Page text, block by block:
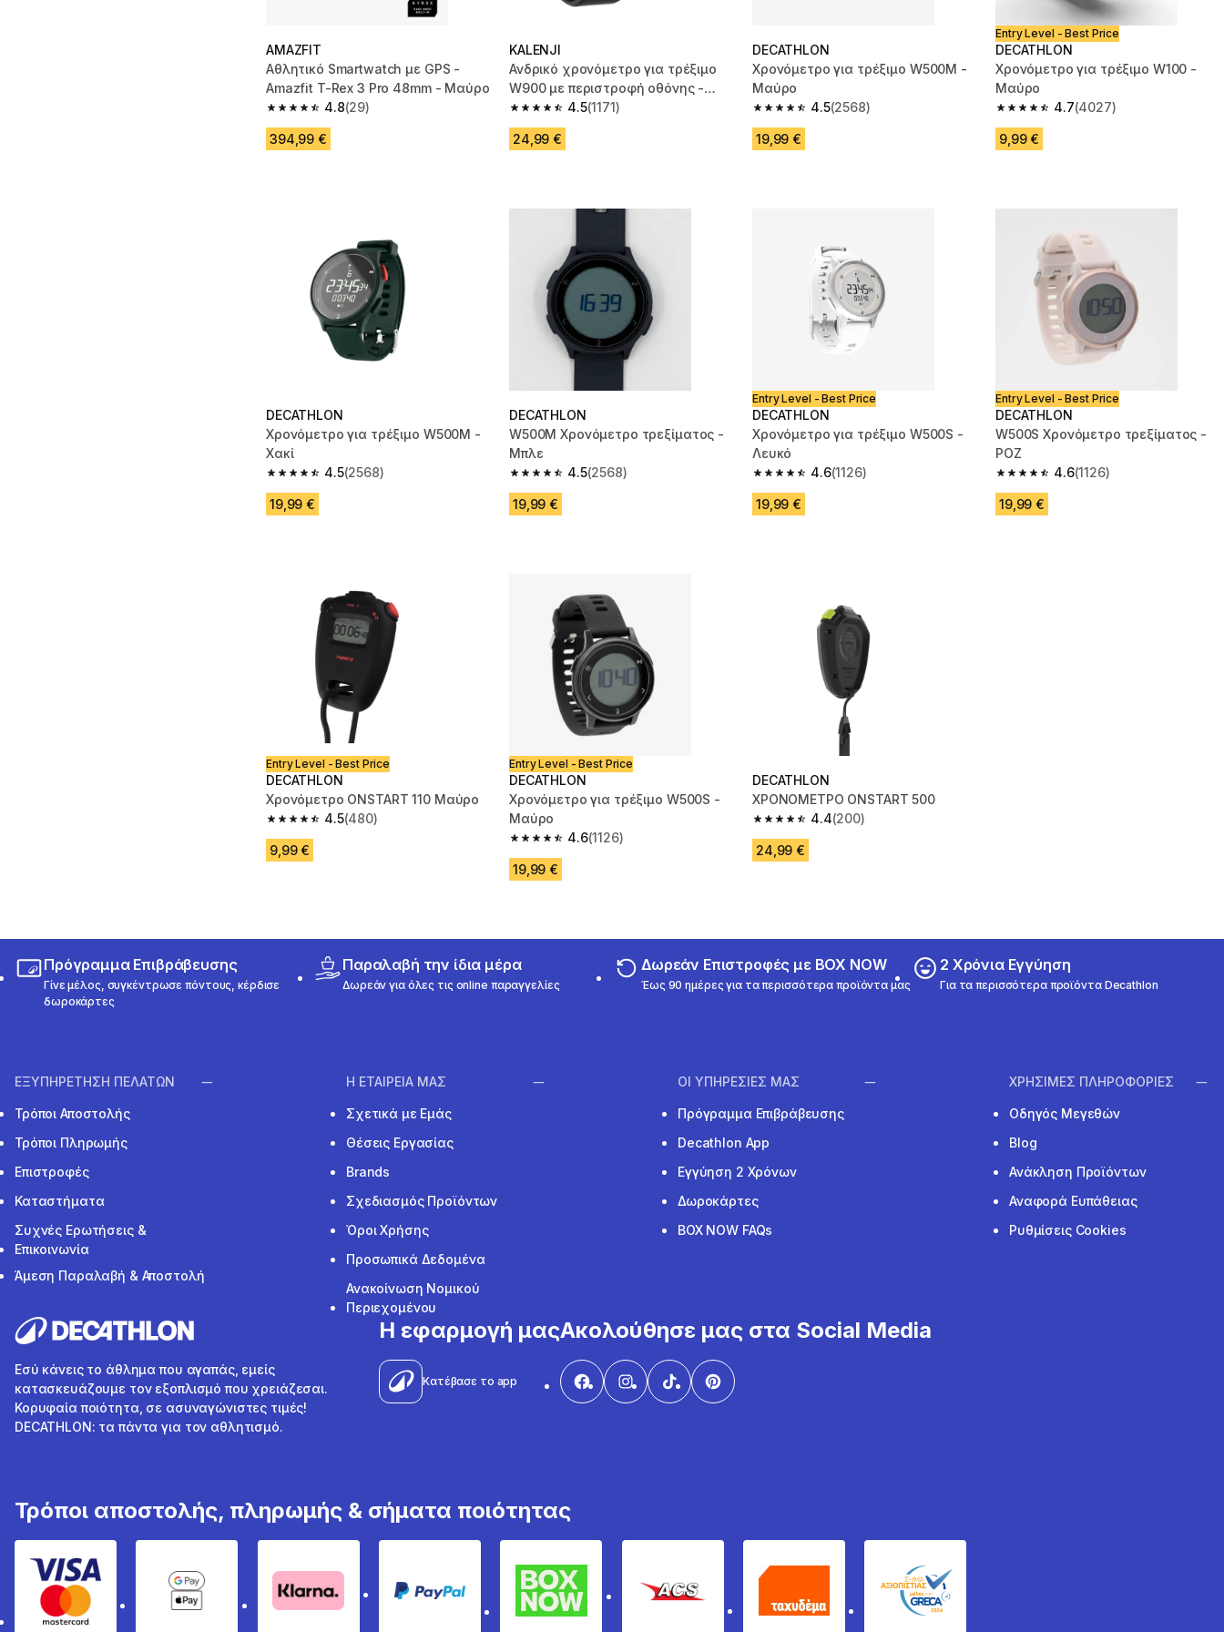
AMAZFIT
Αθλητικό Smartwatch με GPS -
Amazfit T-Rex 3 Pro 48mm - Μαύρο
4.8
4.8 out of 5 stars from 29 reviews
(29)
394,99 €
KALENJI
Ανδρικό χρονόμετρο για τρέξιμο
W900 με περιστροφή οθόνης -
Μαύρο
4.5
4.5 out of 5 stars from 1171 reviews
(1171)
24,99 €
DECATHLON
Χρονόμετρο για τρέξιμο W500M -
Μαύρο
4.5
4.5 out of 5 stars from 2568 reviews
(2568)
19,99 €
Entry Level - Best Price
DECATHLON
Χρονόμετρο για τρέξιμο W100 -
Μαύρο
4.7
4.7 out of 5 stars from 4027 reviews
(4027)
9,99 €
DECATHLON
Χρονόμετρο για τρέξιμο W500M -
Χακί
4.5
4.5 out of 5 stars from 2568 reviews
(2568)
19,99 €
DECATHLON
W500M Χρονόμετρο τρεξίματος -
Μπλε
4.5
4.5 out of 5 stars from 2568 reviews
(2568)
19,99 €
Entry Level - Best Price
DECATHLON
Χρονόμετρο για τρέξιμο W500S -
Λευκό
4.6
4.6 out of 5 stars from 1126 reviews
(1126)
19,99 €
Entry Level - Best Price
DECATHLON
W500S Χρονόμετρο τρεξίματος -
ΡΟΖ
4.6
4.6 out of 5 stars from 1126 reviews
(1126)
19,99 €
Entry Level - Best Price
DECATHLON
Χρονόμετρο ONSTART 110 Μαύρο
4.5
4.5 out of 5 stars from 480 reviews
(480)
9,99 €
Entry Level - Best Price
DECATHLON
Χρονόμετρο για τρέξιμο W500S -
Μαύρο
4.6
4.6 out of 5 stars from 1126 reviews
(1126)
19,99 €
DECATHLON
ΧΡΟΝΟΜΕΤΡΟ ONSTART 500
4.4
4.4 out of 5 stars from 200 reviews
(200)
24,99 €
Πρόγραμμα Επιβράβευσης
Γίνε μέλος, συγκέντρωσε πόντους, κέρδισε
δωροκάρτες
Παραλαβή την ίδια μέρα
Δωρεάν για όλες τις online παραγγελίες
Δωρεάν Επιστροφές με BOX NOW
Έως 90 ημέρες για τα περισσότερα προϊόντα μας
2 Χρόνια Εγγύηση
Για τα περισσότερα προϊόντα Decathlon
ΕΞΥΠΗΡΕΤΗΣΗ ΠΕΛΑΤΩΝ
Τρόποι Αποστολής
Τρόποι Πληρωμής
Επιστροφές
Καταστήματα
Συχνές Ερωτήσεις &
Επικοινωνία
Άμεση Παραλαβή & Αποστολή
Η ΕΤΑΙΡΕΙΑ ΜΑΣ
Σχετικά με Εμάς
Θέσεις Εργασίας
Brands
Σχεδιασμός Προϊόντων
Όροι Χρήσης
Προσωπικά Δεδομένα
Ανακοίνωση Νομικού
Περιεχομένου
ΟΙ ΥΠΗΡΕΣΙΕΣ ΜΑΣ
Πρόγραμμα Επιβράβευσης
Decathlon App
Εγγύηση 2 Χρόνων
Δωροκάρτες
BOX NOW FAQs
ΧΡΗΣΙΜΕΣ ΠΛΗΡΟΦΟΡΙΕΣ
Οδηγός Μεγεθών
Blog
Ανάκληση Προϊόντων
Αναφορά Ευπάθειας
Ρυθμίσεις Cookies
Εσύ κάνεις το άθλημα που αγαπάς, εμείς
κατασκευάζουμε τον εξοπλισμό που χρειάζεσαι.
Κορυφαία ποιότητα, σε ασυναγώνιστες τιμές!
DECATHLON: τα πάντα για τον αθλητισμό.
Η εφαρμογή μας
Κατέβασε το app
Ακολούθησε μας στα Social Media
Τρόποι αποστολής, πληρωμής & σήματα ποιότητας
Visa & MastercardGoogle Pay & Apple Pay
Klarna PayPal Box Now ACS Ταχυδέμα GRECA Trustmark